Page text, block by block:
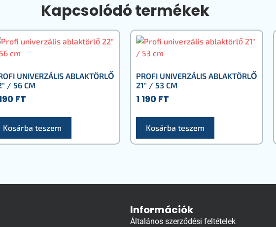
Kapcsolódó termékek
UNIVERZÁLIS ABLAKTÖRLŐ
/ 56 CM
FT
Kosárba teszem
PROFI UNIVERZÁLIS ABLAKTÖRLŐ
21″ / 53 CM
1 190 FT
Kosárba teszem
Információk
Általános szerződési feltételek